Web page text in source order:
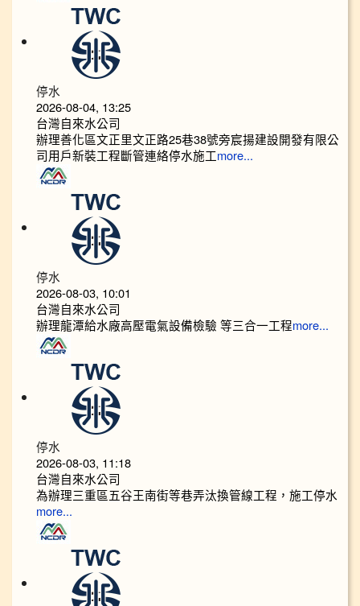
停水
2026-08-04, 13:25
台灣自來水公司
辦理善化區文正里文正路25巷38號旁宸揚建設開發有限公
司用戶新裝工程斷管連絡停水施工more...
停水
2026-08-03, 10:01
台灣自來水公司
辦理龍潭給水廠高壓電氣設備檢驗 等三合一工程more...
停水
2026-08-03, 11:18
台灣自來水公司
為辦理三重區五谷王南街等巷弄汰換管線工程，施工停水
more...